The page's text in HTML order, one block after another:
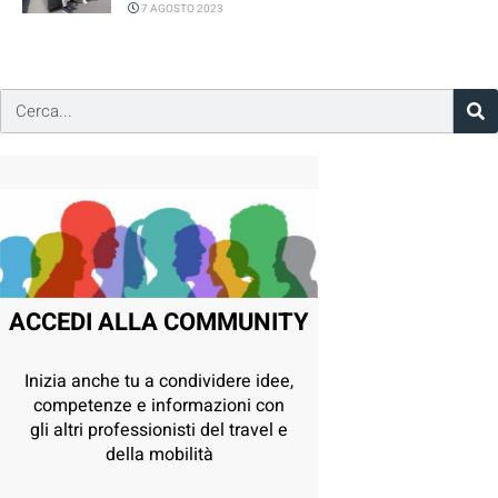
7 AGOSTO 2023
ACCEDI ALLA COMMUNITY
Inizia anche tu a condividere idee,
competenze e informazioni con
gli altri professionisti del travel e
della mobilità